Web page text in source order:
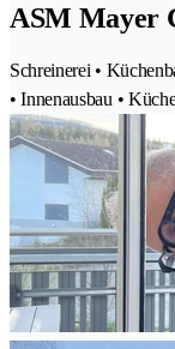
ASM Mayer
Schreinerei •
• Innenausbau •